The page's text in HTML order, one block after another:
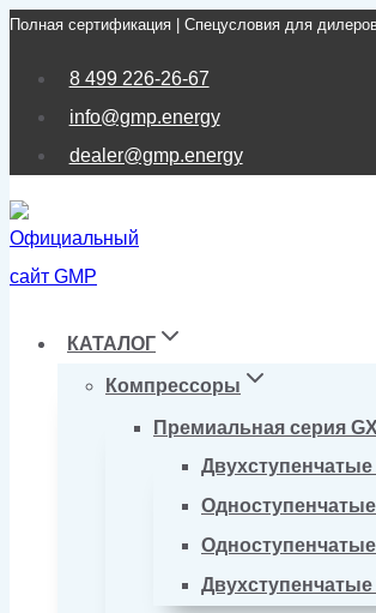
Перейти
Полная сертификация | Спецусловия для
8 499 226-26-67
info@gmp.energy
dealer@gmp.energy
КАТАЛОГ
Компрессоры
Премиальная серия GX
Двухступенчатые
Двухступенчатые